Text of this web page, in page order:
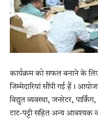
कार्यक्रम को सफल बनाने के
जिम्मेदारियां सौंपी गई हैं।
विद्युत व्यवस्था, जनरेटर,
टाट-पट्टी सहित अन्य आवश्यक